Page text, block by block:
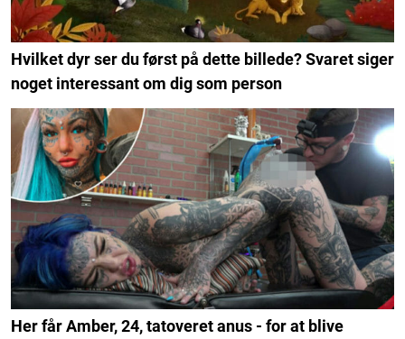
Hvilket dyr ser du først på dette billede? Svaret siger
noget interessant om dig som person
Her får Amber, 24, tatoveret anus - for at blive